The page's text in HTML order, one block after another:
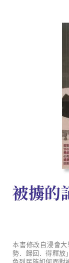
被擄的
本書修改自浸會
勢．歸回．得釋放